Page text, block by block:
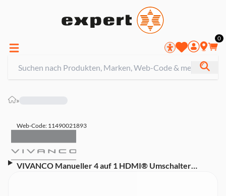
0
»
Web-Code: 11490021893
VIVANCO Manueller 4 auf 1 HDMI® Umschalter